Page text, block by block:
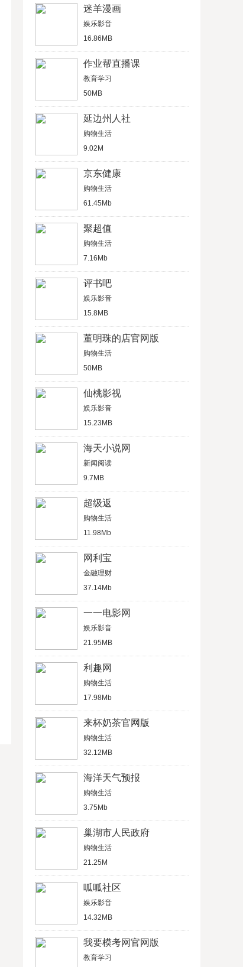
迷羊漫画
娱乐影音
16.86MB
作业帮直播课
教育学习
50MB
延边州人社
购物生活
9.02M
京东健康
购物生活
61.45Mb
聚超值
购物生活
7.16Mb
评书吧
娱乐影音
15.8MB
董明珠的店官网版
购物生活
50MB
仙桃影视
娱乐影音
15.23MB
海天小说网
新闻阅读
9.7MB
超级返
购物生活
11.98Mb
网利宝
金融理财
37.14Mb
一一电影网
娱乐影音
21.95MB
利趣网
购物生活
17.98Mb
来杯奶茶官网版
购物生活
32.12MB
海洋天气预报
购物生活
3.75Mb
巢湖市人民政府
购物生活
21.25M
呱呱社区
娱乐影音
14.32MB
我要模考网官网版
教育学习